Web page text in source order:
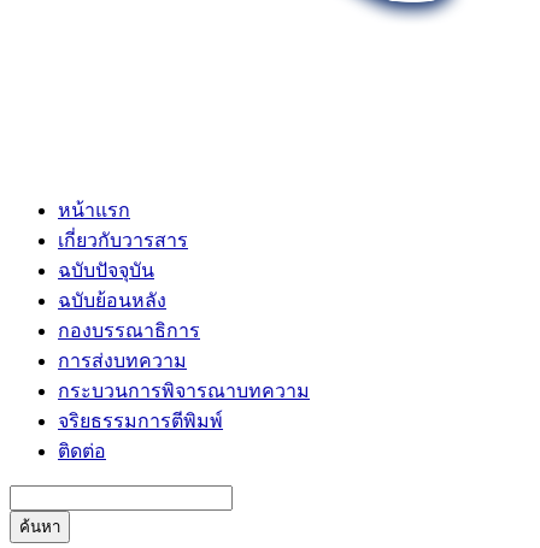
หน้าแรก
เกี่ยวกับวารสาร
ฉบับปัจจุบัน
ฉบับย้อนหลัง
กองบรรณาธิการ
การส่งบทความ
กระบวนการพิจารณาบทความ
จริยธรรมการตีพิมพ์
ติดต่อ
ค้นหา